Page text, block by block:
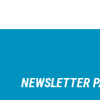
NEWSLETTER